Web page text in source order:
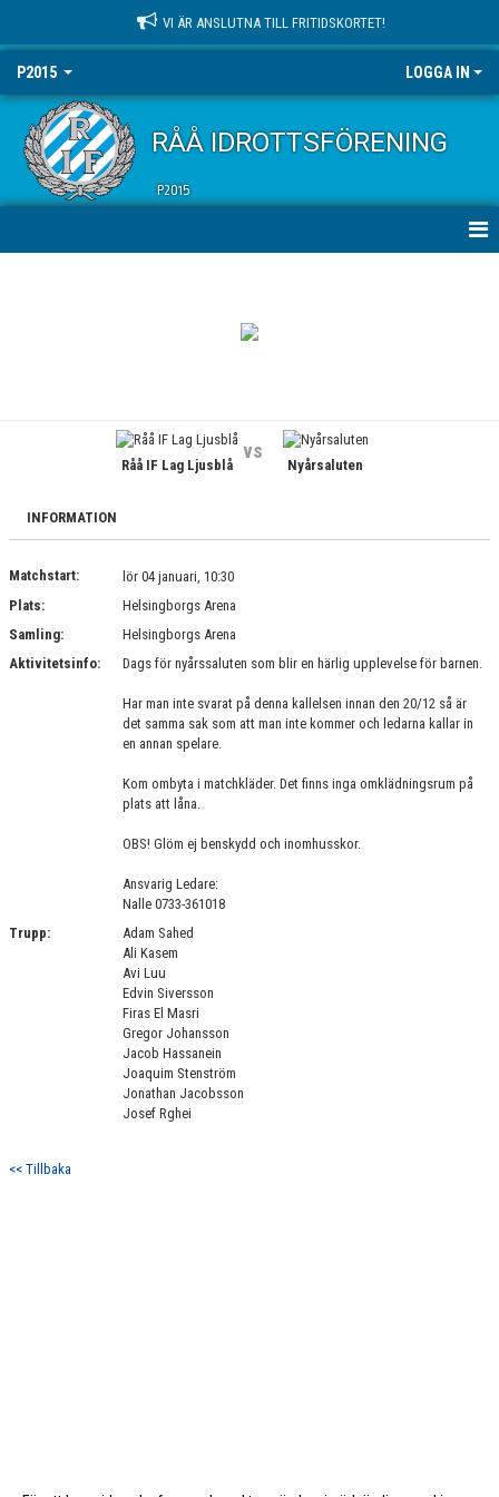
VI ÄR ANSLUTNA TILL FRITIDSKORTET!
P2015 LOGGA IN
RÅÅ IDROTTSFÖRENING
P2015
BILDGALLERI
KONTAKT
Råå IF Lag Ljusblå
vs
Nyårsaluten
INFORMATION
Matchstart:
lör 04 januari, 10:30
Plats:
Helsingborgs Arena
Samling:
Helsingborgs Arena
Aktivitetsinfo:
Dags för nyårssaluten som blir en härlig upplevelse för barnen.
Har man inte svarat på denna kallelsen innan den 20/12 så är
det samma sak som att man inte kommer och ledarna kallar in
en annan spelare.
Kom ombyta i matchkläder. Det finns inga omklädningsrum på
plats att låna.
OBS! Glöm ej benskydd och inomhusskor.
Ansvarig Ledare:
Nalle 0733-361018
Trupp:
Adam Sahed
Ali Kasem
Avi Luu
Edvin Siversson
Firas El Masri
Gregor Johansson
Jacob Hassanein
Joaquim Stenström
Jonathan Jacobsson
Josef Rghei
<< Tillbaka